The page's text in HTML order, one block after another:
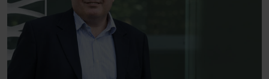
Blog
Sobre nosotros